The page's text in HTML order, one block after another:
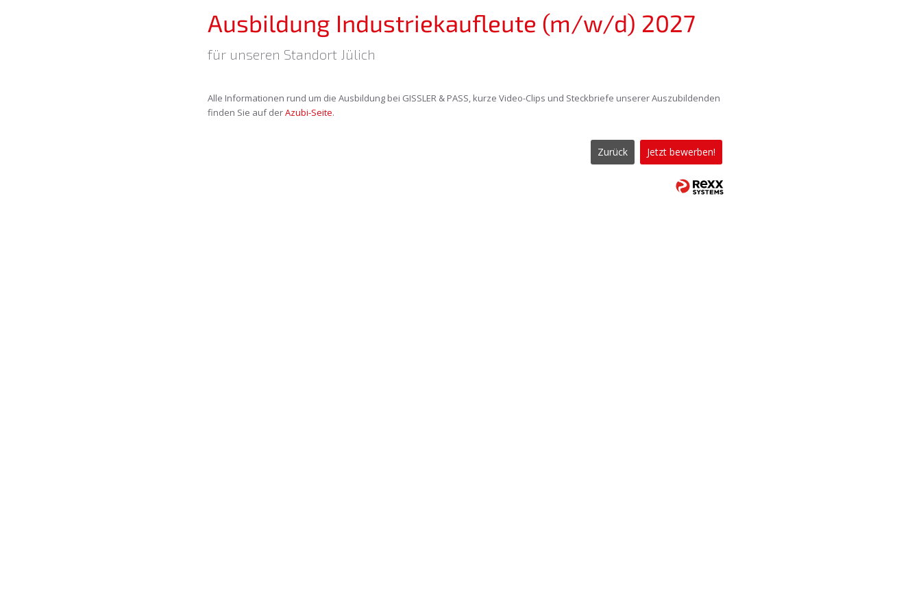
Ausbildung Industriekaufleute (m/w/d) 2027
für unseren Standort Jülich
Alle Informationen rund um die Ausbildung bei GISSLER & PASS, kurze Video-Clips und Steckbriefe unserer Auszubildenden
finden Sie auf derAzubi-Seite.
Zurück Jetzt bewerben!